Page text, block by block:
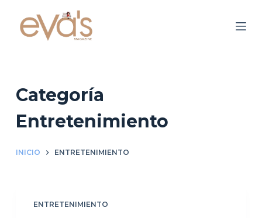
o
Categoría
Entretenimiento
INICIO ENTRETENIMIENTO
ENTRETENIMIENTO